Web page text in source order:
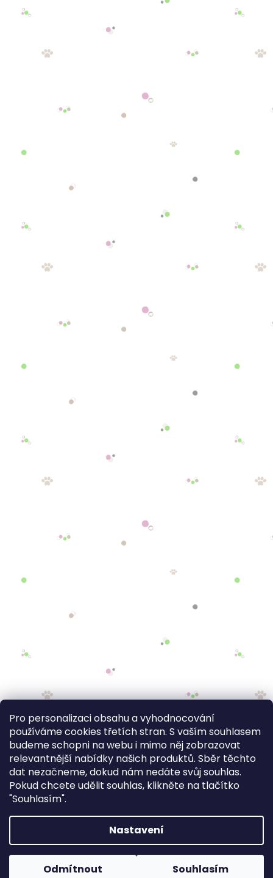
Pro personalizaci obsahu a vyhodnocování
používáme cookies třetích stran. S vaším souhlasem
budeme schopni na webu i mimo něj zobrazovat
relevantnější nabídky našich produktů. Sběr těchto
dat nezačneme, dokud nám nedáte svůj souhlas.
Pokud chcete udělit souhlas, klikněte na tlačítko
"Souhlasím".
Nastavení
Odmítnout Souhlasím